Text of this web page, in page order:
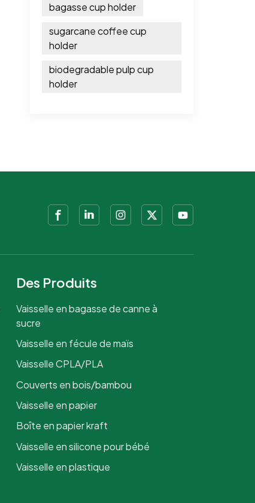
bagasse cup holder
sugarcane coffee cup
holder
biodegradable pulp cup
holder
Des Produits
Vaisselle en bagasse de canne à
sucre
Vaisselle en fécule de maïs
Vaisselle CPLA/PLA
Couverts en bois/bambou
Vaisselle en papier
Boîte en papier kraft
Vaisselle en silicone pour bébé
Vaisselle en plastique